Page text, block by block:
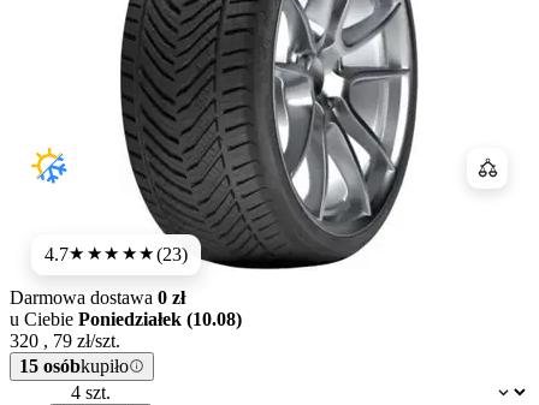
4.7★★★★★(23)
Dostępność:
Darmowa dostawa 0 zł
u Ciebie Poniedziałek (10.08)
320 , 79 zł/szt.
15 osóbkupiło